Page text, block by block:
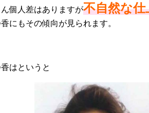
個人差はありますが不自然な
にもその傾向が見られます。
はというと